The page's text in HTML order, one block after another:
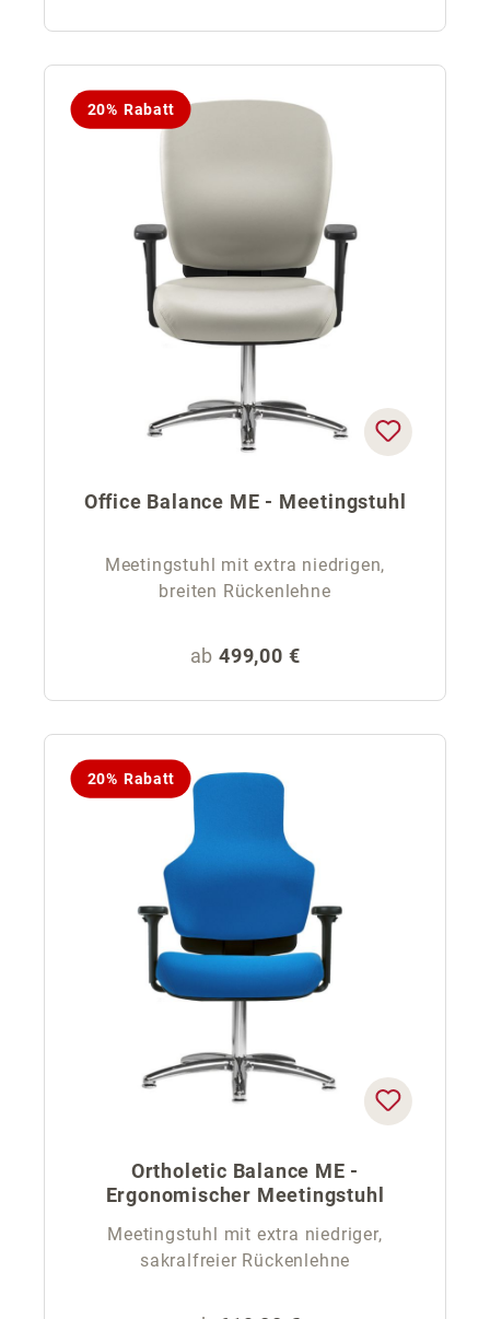
20% Rabatt
Office Balance ME - Meetingstuhl
Meetingstuhl mit extra niedrigen,
breiten Rückenlehne
Regulärer Preis:
ab 499,00 €
20% Rabatt
Ortholetic Balance ME -
Ergonomischer Meetingstuhl
Meetingstuhl mit extra niedriger,
sakralfreier Rückenlehne